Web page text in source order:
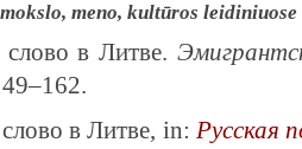
meno, kultūros
слово в Литве.
в Литве, in: Русская